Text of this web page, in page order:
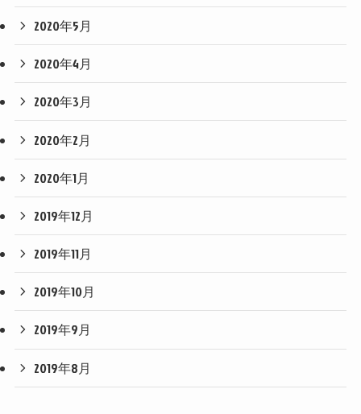
2020年5月
2020年4月
2020年3月
2020年2月
2020年1月
2019年12月
2019年11月
2019年10月
2019年9月
2019年8月